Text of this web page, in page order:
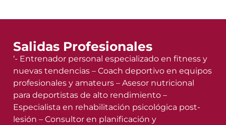
Salidas Profesionales
‘- Entrenador personal especializado en fitness y
nuevas tendencias – Coach deportivo en equipos
profesionales y amateurs – Asesor nutricional
para deportistas de alto rendimiento –
Especialista en rehabilitación psicológica post-
lesión – Consultor en planificación y